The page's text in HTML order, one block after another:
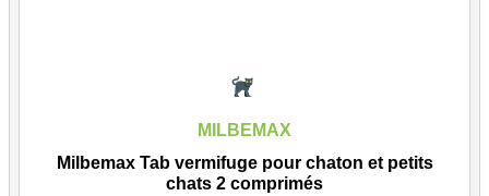
MILBEMAX
Milbemax Tab vermifuge pour chaton et petits
chats 2 comprimés